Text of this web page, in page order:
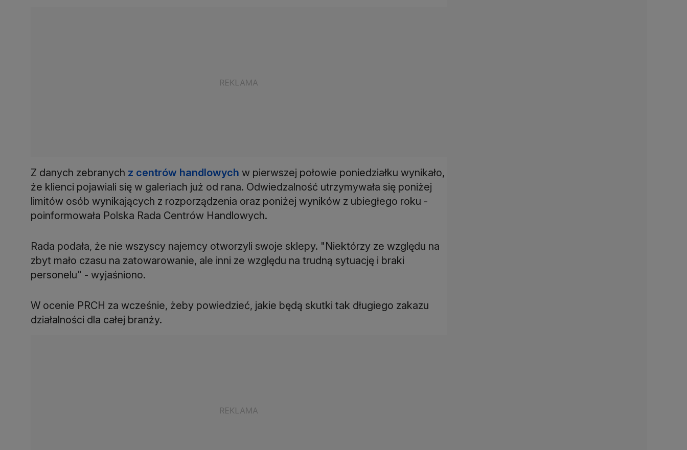
Z danych zebranych z centrów handlowych w pierwszej połowie poniedziałku wynikało,
że klienci pojawiali się w galeriach już od rana. Odwiedzalność utrzymywała się poniżej
limitów osób wynikających z rozporządzenia oraz poniżej wyników z ubiegłego roku -
poinformowała Polska Rada Centrów Handlowych.
Rada podała, że nie wszyscy najemcy otworzyli swoje sklepy. "Niektórzy ze względu na
zbyt mało czasu na zatowarowanie, ale inni ze względu na trudną sytuację i braki
personelu" - wyjaśniono.
W ocenie PRCH za wcześnie, żeby powiedzieć, jakie będą skutki tak długiego zakazu
działalności dla całej branży.